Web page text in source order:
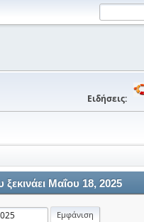
Ειδήσεις:
Μαΐου 18, 2025